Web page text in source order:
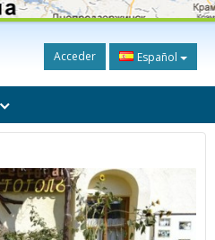
Acceder Español